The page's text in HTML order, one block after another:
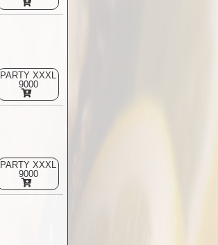
PARTY XXXL
9000
PARTY XXXL
9000